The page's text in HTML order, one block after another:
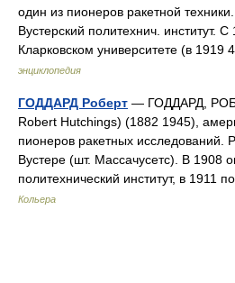
один из пионеров ракетной
Вустерский политехнич. институт.
Кларковском университете (в
энциклопедия
ГОДДАРД Роберт — ГОДДАРД,
Robert Hutchings) (1882 1945),
пионеров ракетных исследований.
Вустере (шт. Массачусетс). В 1908
политехнический институт, в 1911
Кольера